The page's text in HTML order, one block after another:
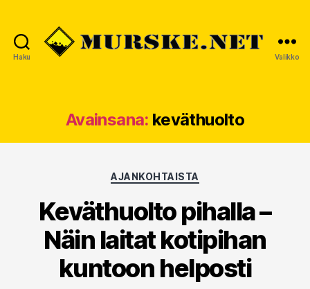
Haku Valikko
Avainsana: keväthuolto
Kategoriat
AJANKOHTAISTA
Keväthuolto pihalla –
Näin laitat kotipihan
kuntoon helposti